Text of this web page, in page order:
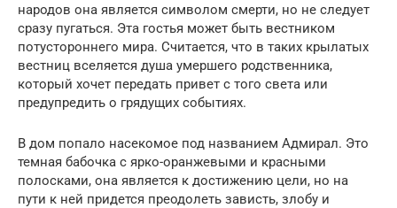
народов она является символом смерти, но не следует
сразу пугаться. Эта гостья может быть вестником
потустороннего мира. Считается, что в таких крылатых
вестниц вселяется душа умершего родственника,
который хочет передать привет с того света или
предупредить о грядущих событиях.
В дом попало насекомое под названием Адмирал. Это
темная бабочка с ярко-оранжевыми и красными
полосками, она является к достижению цели, но на
пути к ней придется преодолеть зависть, злобу и